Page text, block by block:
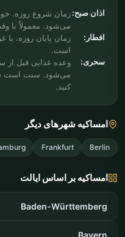
اذان صبح:زمان شروع روزه.
می‌شود. معمولاً با
افطار:
زمان پایان روزه.
است.
سحری:
وعده غذایی قبل از
می‌شود. سنت است
کنید.
امساکیه شهرهای دیگر
Berlin
Frankfurt
امساکیه بر اساس ایالت
Baden-Württemberg